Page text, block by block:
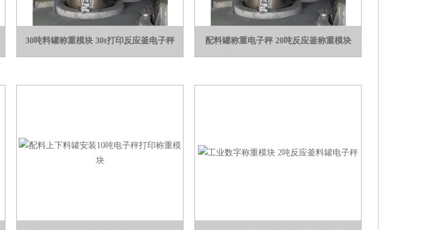
30吨料罐称重模块 30t打印反应釜电子秤 配料罐称重电子秤 20吨反应釜称重模块